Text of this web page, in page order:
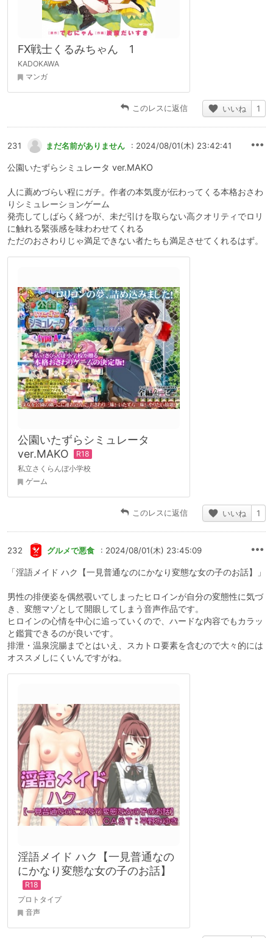
FX戦士くるみちゃん 1
KADOKAWA
マンガ
このレスに返信 いいね 1
231 まだ名前がありません : 2024/08/01(木) 23:42:41
公園いたずらシミュレータ ver.MAKO
人に薦めづらい程にガチ。作者の本気度が伝わってくる本格おさわ
りシミュレーションゲーム
発売してしばらく経つが、未だ引けを取らない高クオリティでロリ
に触れる緊張感を味わわせてくれる
ただのおさわりじゃ満足できない者たちも満足させてくれるはず。
公園いたずらシミュレータ
ver.MAKO
私立さくらんぼ小学校
ゲーム
このレスに返信 いいね 1
232 グルメで悪食 : 2024/08/01(木) 23:45:09
「淫語メイド ハク【一見普通なのにかなり変態な女の子のお話】」
男性の排便姿を偶然覗いてしまったヒロインが自分の変態性に気づ
き、変態マゾとして開眼してしまう音声作品です。
ヒロインの心情を中心に追っていくので、ハードな内容でもカラッ
と鑑賞できるのが良いです。
排泄・温泉浣腸までとはいえ、スカトロ要素を含むので大々的には
オススメしにくいんですがね。
淫語メイド ハク【一見普通なの
にかなり変態な女の子のお話】
プロトタイプ
音声